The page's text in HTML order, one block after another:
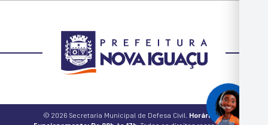
© 2026 Secretaria Municipal de Defesa Civil. Horário de